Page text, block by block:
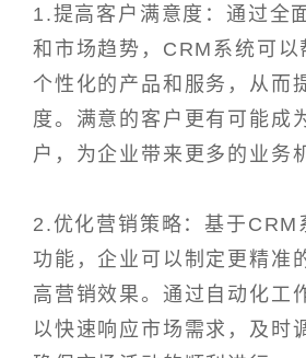
1.提高客户满意度：通过全
和市场趋势，CRM系统可以
个性化的产品和服务，从而
度。满意的客户更有可能成
户，为企业带来更多的业务
2.优化营销策略：基于CRM
功能，企业可以制定更精准
高营销效果。通过自动化工
以快速响应市场需求，及时